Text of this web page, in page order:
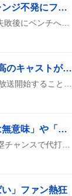
大谷翔平、四球出塁後の盗塁がアウトに ベンチのチャレンジ不発にファン嘆き
ロメリア戦記、10月放送開始＆PV公開にファン歓喜「最高のキャストが出る」
立石正広代打で見逃し三振、ファンの一部からは「代打は無意味」や「二軍降格」の声も
」ファン熱狂